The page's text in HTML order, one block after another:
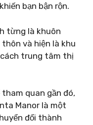
bạn bận rộn.
từng là khuôn
và hiện là khu
trung tâm thị
quan gần đó,
Manor là một
đổi thành